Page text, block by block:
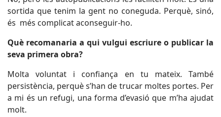
sortida que tenim la gent no coneguda. Perquè, sinó,
és més complicat aconseguir-ho.
Què recomanaria a qui vulgui escriure o publicar la
seva primera obra?
Molta voluntat i confiança en tu mateix. També
persistència, perquè s’han de trucar moltes portes. Per
a mi és un refugi, una forma d’evasió que m’ha ajudat
molt.